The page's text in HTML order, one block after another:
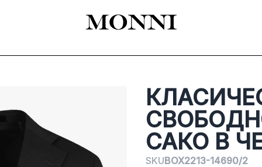
САКО В
SKUBOX2213-14690/2